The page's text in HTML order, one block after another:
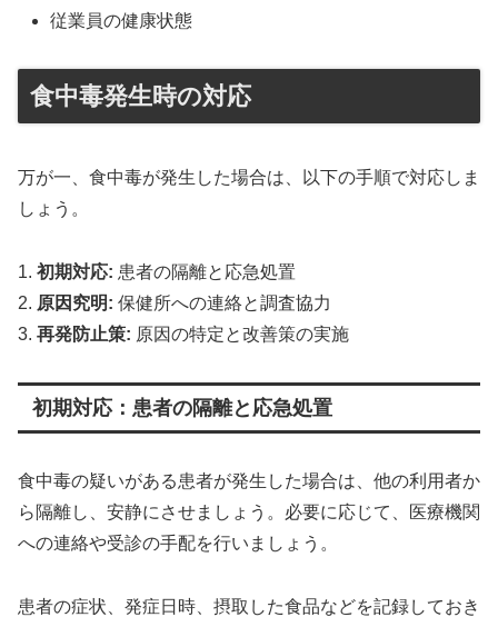
従業員の健康状態
食中毒発生時の対応
万が一、食中毒が発生した場合は、以下の手順で対応しま
しょう。
1. 初期対応: 患者の隔離と応急処置
2. 原因究明: 保健所への連絡と調査協力
3. 再発防止策: 原因の特定と改善策の実施
初期対応：患者の隔離と応急処置
食中毒の疑いがある患者が発生した場合は、他の利用者か
ら隔離し、安静にさせましょう。必要に応じて、医療機関
への連絡や受診の手配を行いましょう。
患者の症状、発症日時、摂取した食品などを記録しておき